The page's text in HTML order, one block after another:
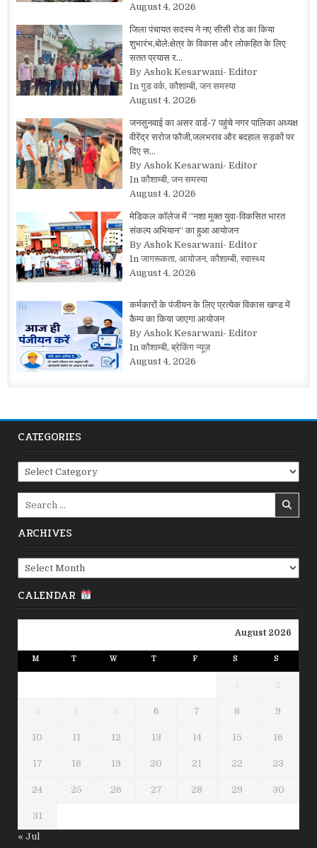
August 4, 2026
जिला पंचायत सदस्य ने नए सीसी रोड का किया
शुभारंभ,बोले:क्षेत्र के विकास और लोकहित के लिए
सतत प्रयास र…
By Ashok Kesarwani- Editor
In गुड वर्क, कौशाम्बी, जन समस्या
August 4, 2026
जनसुनवाई का असर वार्ड-7 पहुंचे नगर पालिका अध्यक्ष
वीरेंद्र सरोज फौजी,जलभराव और बदहाल सड़कों पर
दिए स…
By Ashok Kesarwani- Editor
In कौशाम्बी, जन समस्या
August 4, 2026
मेडिकल कॉलेज में “नशा मुक्त युवा-विकसित भारत
संकल्प अभियान“ का हुआ आयोजन
By Ashok Kesarwani- Editor
In जागरूकता, आयोजन, कौशाम्बी, स्वास्थ्य
August 4, 2026
कर्मकारों के पंजीयन के लिए प्रत्येक विकास खण्ड में
कैम्प का किया जाएगा आयोजन
By Ashok Kesarwani- Editor
In कौशाम्बी, ब्रेकिंग न्यूज़
August 4, 2026
CATEGORIES
Categories
ARCHIVES
Archives
CALENDAR
August 2026
M T W T F S S
1 2
3 4 5 6 7 8 9
10 11 12 13 14 15 16
17 18 19 20 21 22 23
24 25 26 27 28 29 30
31
« Jul